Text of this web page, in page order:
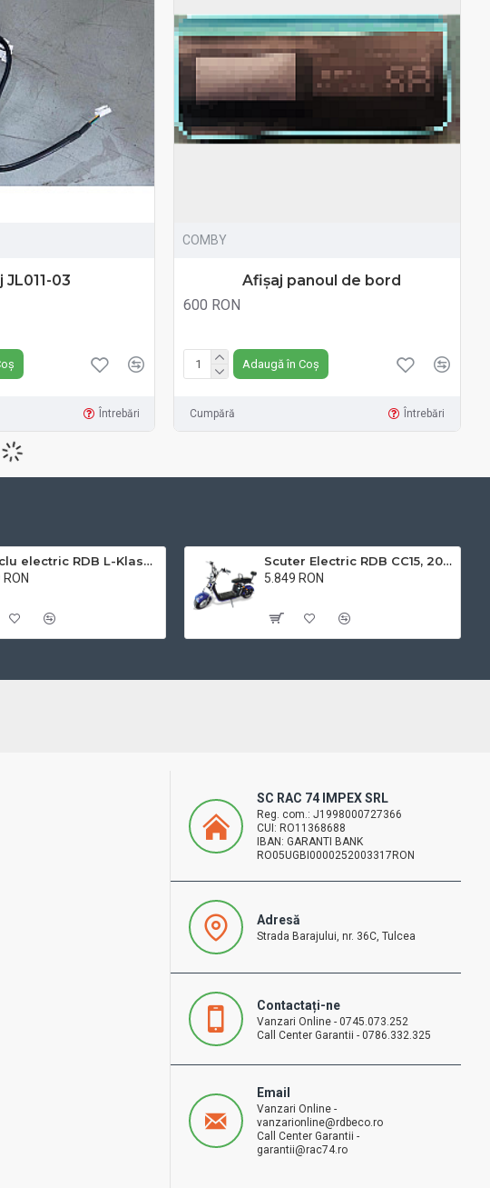
JL011-03
Întrebări
COMBY
Afișaj panoul de bord
600 RON
Adaugă în Coș
Cumpără Întrebări
ridicare dreapta
Ajutator mana ridicare stanga
69 RON
Fără TVA:69 RON
Adaugă în Coș
Cumpără